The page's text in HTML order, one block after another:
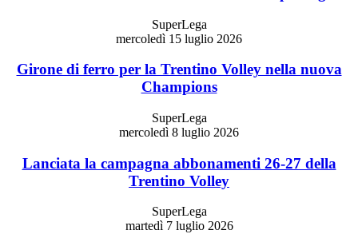
SuperLega
mercoledì 15 luglio 2026
Girone di ferro per la Trentino Volley nella nuova
Champions
SuperLega
mercoledì 8 luglio 2026
Lanciata la campagna abbonamenti 26-27 della
Trentino Volley
SuperLega
martedì 7 luglio 2026